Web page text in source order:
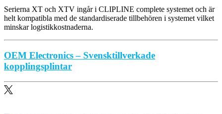
Serierna XT och XTV ingår i CLIPLINE complete systemet och är
helt kompatibla med de standardiserade tillbehören i systemet vilket
minskar logistikkostnaderna.
OEM Electronics – Svensktillverkade
kopplingsplintar